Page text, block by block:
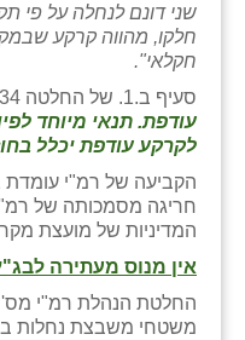
שני דונם לנחלה על פי
חלקו, מהווה קרקע
חקלאי".
סעיף ב.1. של החלטה 4134 קובע כי
עודפת. תנאי מיוחד
לקרקע עודפת יכלל
חריגה מסמכותה של
המדיניות של מועצת
אין מנוס מעתירה
משטחי משבצת נחלות
נאות הכיכר
נווה אטי״ב
נהריה (אג״ש)
ניר צבי
עין חצבה
עין תמר
עמרים